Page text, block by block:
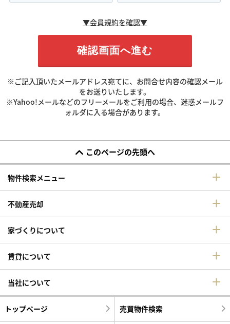
▼会員規約を確認▼
※ご記入頂いたメールアドレス宛てに、お問合せ内容の確認メール
をお送りいたします。
※Yahoo!メールなどのフリーメールをご利用の場合、迷惑メールフ
ォルダに入る場合があります。
このページの先頭へ
物件検索メニュー
不動産売却
家づくりについて
賃貸について
当社について
トップページ 売買物件検索